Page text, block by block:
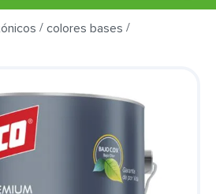
colores bases
2.
ceramica
5.
inodoro
cerradura
fachaleta